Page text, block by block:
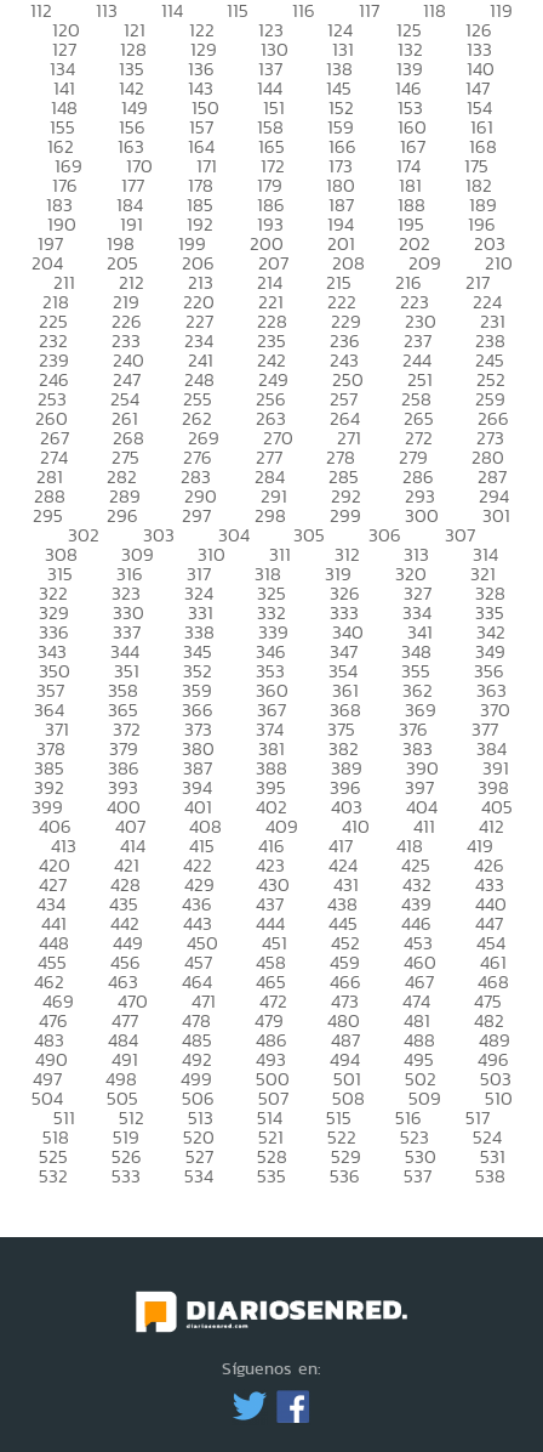
112 113 114 115 116 117 118 119
120 121 122 123 124 125 126
127 128 129 130 131 132 133
134 135 136 137 138 139 140
141 142 143 144 145 146 147
148 149 150 151 152 153 154
155 156 157 158 159 160 161
162 163 164 165 166 167 168
169 170 171 172 173 174 175
176 177 178 179 180 181 182
183 184 185 186 187 188 189
190 191 192 193 194 195 196
197 198 199 200 201 202 203
204 205 206 207 208 209 210
211 212 213 214 215 216 217
218 219 220 221 222 223 224
225 226 227 228 229 230 231
232 233 234 235 236 237 238
239 240 241 242 243 244 245
246 247 248 249 250 251 252
253 254 255 256 257 258 259
260 261 262 263 264 265 266
267 268 269 270 271 272 273
274 275 276 277 278 279 280
281 282 283 284 285 286 287
288 289 290 291 292 293 294
295 296 297 298 299 300 301
302 303 304 305 306 307
308 309 310 311 312 313 314
315 316 317 318 319 320 321
322 323 324 325 326 327 328
329 330 331 332 333 334 335
336 337 338 339 340 341 342
343 344 345 346 347 348 349
350 351 352 353 354 355 356
357 358 359 360 361 362 363
364 365 366 367 368 369 370
371 372 373 374 375 376 377
378 379 380 381 382 383 384
385 386 387 388 389 390 391
392 393 394 395 396 397 398
399 400 401 402 403 404 405
406 407 408 409 410 411 412
413 414 415 416 417 418 419
420 421 422 423 424 425 426
427 428 429 430 431 432 433
434 435 436 437 438 439 440
441 442 443 444 445 446 447
448 449 450 451 452 453 454
455 456 457 458 459 460 461
462 463 464 465 466 467 468
469 470 471 472 473 474 475
476 477 478 479 480 481 482
483 484 485 486 487 488 489
490 491 492 493 494 495 496
497 498 499 500 501 502 503
504 505 506 507 508 509 510
511 512 513 514 515 516 517
518 519 520 521 522 523 524
525 526 527 528 529 530 531
532 533 534 535 536 537 538
Síguenos en: